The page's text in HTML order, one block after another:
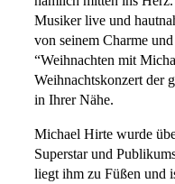
Musiker live und
von seinem Charme
“Weihnachten mit
Weihnachtskonzert der
in Ihrer Nähe.
Michael Hirte wurde
Superstar und
liegt ihm zu Füßen und